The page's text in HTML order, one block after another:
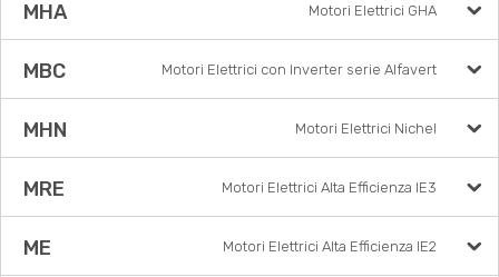
MHA Motori Elettrici GHA
MBC Motori Elettrici con Inverter serie Alfavert
MHN Motori Elettrici Nichel
MRE Motori Elettrici Alta Efficienza IE3
ME Motori Elettrici Alta Efficienza IE2